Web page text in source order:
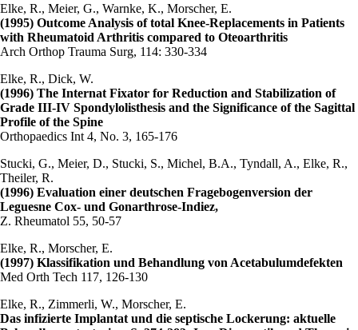
Elke, R., Meier, G., Warnke, K., Morscher, E.
(1995) Outcome Analysis of total Knee-Replacements in Patients
with Rheumatoid Arthritis compared to Oteoarthritis
Arch Orthop Trauma Surg, 114: 330-334
Elke, R., Dick, W.
(1996) The Internat Fixator for Reduction and Stabilization of
Grade III-IV Spondylolisthesis and the Significance of the Sagittal
Profile of the Spine
Orthopaedics Int 4, No. 3, 165-176
Stucki, G., Meier, D., Stucki, S., Michel, B.A., Tyndall, A., Elke, R.,
Theiler, R.
(1996) Evaluation einer deutschen Fragebogenversion der
Leguesne Cox- und Gonarthrose-Indiez,
Z. Rheumatol 55, 50-57
Elke, R., Morscher, E.
(1997) Klassifikation und Behandlung von Acetabulumdefekten
Med Orth Tech 117, 126-130
Elke, R., Zimmerli, W., Morscher, E.
Das infizierte Implantat und die septische Lockerung: aktuelle